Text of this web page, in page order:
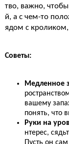
тво, важно, чтобы
й, а с чем-то
ядом с кроликом,
Советы:
Медленное
вашему
понять, что
Руки на
нтерес,